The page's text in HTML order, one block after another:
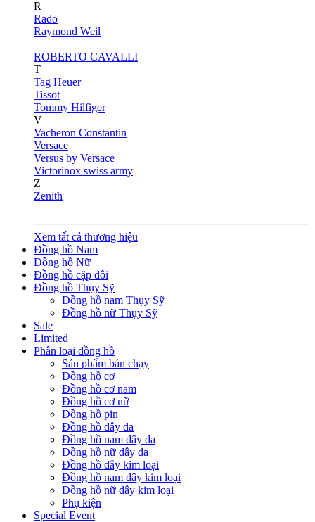
R
Rado
Raymond Weil
ROBERTO CAVALLI
T
Tag Heuer
Tissot
Tommy Hilfiger
V
Vacheron Constantin
Versace
Versus by Versace
Victorinox swiss army
Z
Zenith
Xem tất cả thương hiệu
Đồng hồ Nam
Đồng hồ Nữ
Đồng hồ cặp đôi
Đồng hồ Thụy Sỹ
Đồng hồ nam Thụy Sỹ
Đồng hồ nữ Thụy Sỹ
Sale
Limited
Phân loại đồng hồ
Sản phẩm bán chạy
Đồng hồ cơ
Đồng hồ cơ nam
Đồng hồ cơ nữ
Đồng hồ pin
Đồng hồ dây da
Đồng hồ nam dây da
Đồng hồ nữ dây da
Đồng hồ dây kim loại
Đồng hồ nam dây kim loại
Đồng hồ nữ dây kim loại
Phụ kiện
Special Event